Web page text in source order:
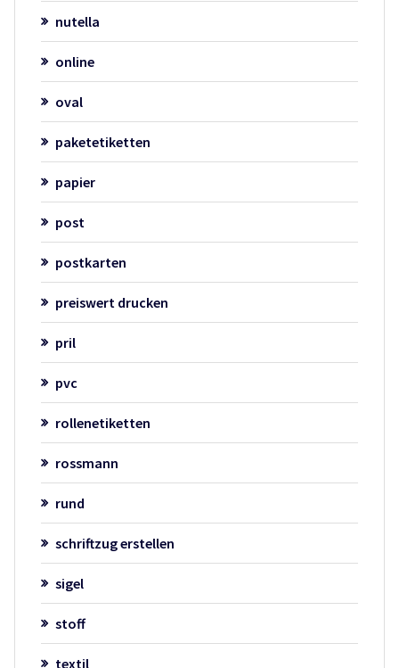
nutella
online
oval
paketetiketten
papier
post
postkarten
preiswert drucken
pril
pvc
rollenetiketten
rossmann
rund
schriftzug erstellen
sigel
stoff
textil